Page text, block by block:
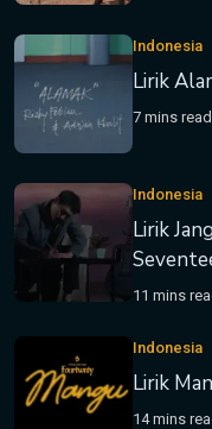
Indonesia
Lirik
7 mins read
Indonesia
Lirik
11 mins
Indonesia
Lirik
14 mins